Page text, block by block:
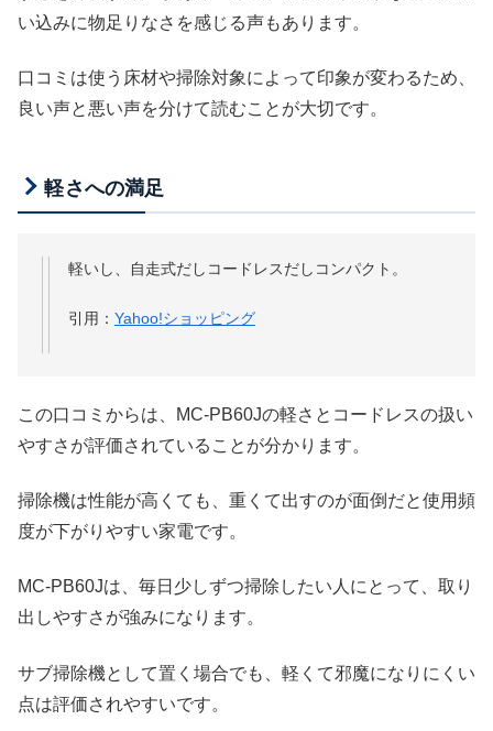
い込みに物足りなさを感じる声もあります。
口コミは使う床材や掃除対象によって印象が変わるため、
良い声と悪い声を分けて読むことが大切です。
軽さへの満足
軽いし、自走式だしコードレスだしコンパクト。
引用： Yahoo!ショッピング
この口コミからは、MC-PB60Jの軽さとコードレスの扱い
やすさが評価されていることが分かります。
掃除機は性能が高くても、重くて出すのが面倒だと使用頻
度が下がりやすい家電です。
MC-PB60Jは、毎日少しずつ掃除したい人にとって、取り
出しやすさが強みになります。
サブ掃除機として置く場合でも、軽くて邪魔になりにくい
点は評価されやすいです。